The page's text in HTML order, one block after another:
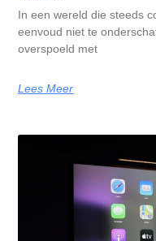
In een wereld die steeds
eenvoud niet te
overspoeld met
Lees Meer